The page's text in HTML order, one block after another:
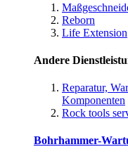
Reborn
Life Extension
Andere
Reparatur,
Komponenten
Rock tools
Bohrhammer-